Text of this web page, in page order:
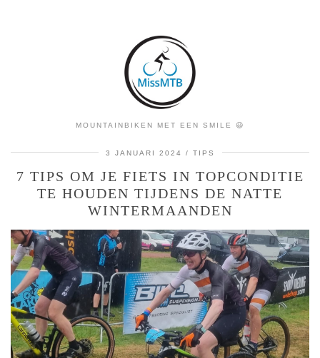
MOUNTAINBIKEN MET EEN SMILE 😃
3 JANUARI 2024 TIPS
7 TIPS OM JE FIETS IN TOPCONDITIE
TE HOUDEN TIJDENS DE NATTE
WINTERMAANDEN